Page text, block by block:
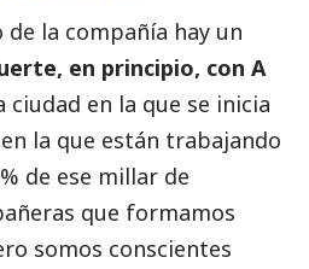
la compañía hay un
en principio, con A
ciudad en la que se inicia
la que están trabajando
de ese millar de
que formamos
somos conscientes